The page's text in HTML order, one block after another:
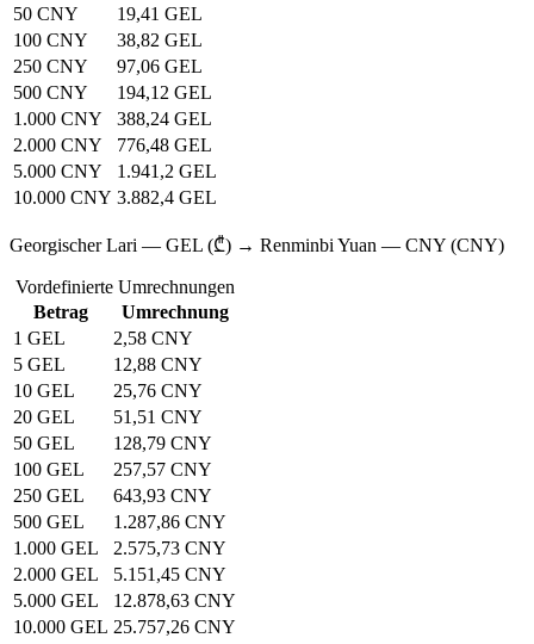
50 CNY
19,41 GEL
100 CNY
38,82 GEL
250 CNY
97,06 GEL
500 CNY
194,12 GEL
1.000 CNY
388,24 GEL
2.000 CNY
776,48 GEL
5.000 CNY
1.941,2 GEL
10.000 CNY 3.882,4 GEL
Georgischer Lari — GEL (₾) → Renminbi Yuan — CNY (CNY)
Vordefinierte Umrechnungen
Betrag
Umrechnung
1 GEL
2,58 CNY
5 GEL
12,88 CNY
10 GEL
25,76 CNY
20 GEL
51,51 CNY
50 GEL
128,79 CNY
100 GEL
257,57 CNY
250 GEL
643,93 CNY
500 GEL
1.287,86 CNY
1.000 GEL
2.575,73 CNY
2.000 GEL
5.151,45 CNY
5.000 GEL
12.878,63 CNY
10.000 GEL 25.757,26 CNY